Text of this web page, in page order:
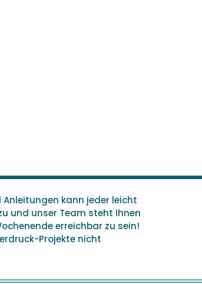
kann jeder leicht
und unser Team steht Ihnen
erreichbar zu sein!
Projekte nicht